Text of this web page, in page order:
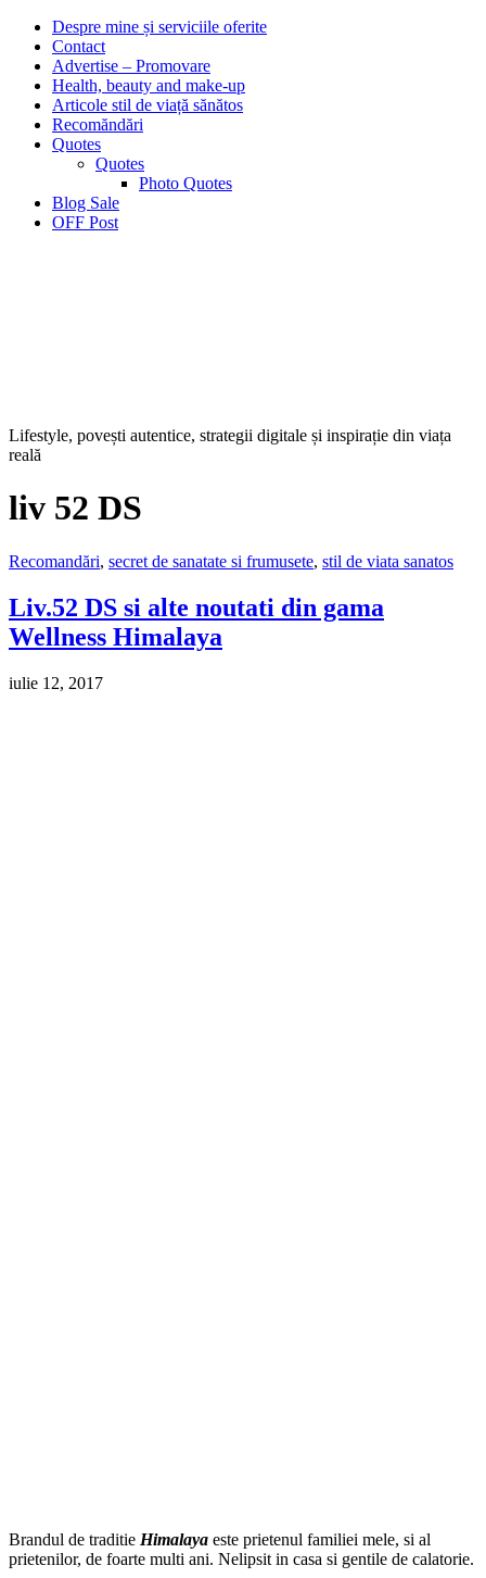
Despre mine și serviciile oferite
Contact
Advertise – Promovare
Health, beauty and make-up
Articole stil de viață sănătos
Recomăndări
Quotes
Quotes
Photo Quotes
Blog Sale
OFF Post
Lifestyle, povești autentice, strategii digitale și inspirație din viața
reală
liv 52 DS
Recomandări, secret de sanatate si frumusete, stil de viata sanatos
Liv.52 DS si alte noutati din gama
Wellness Himalaya
iulie 12, 2017
Brandul de traditie Himalaya este prietenul familiei mele, si al
prietenilor, de foarte multi ani. Nelipsit in casa si gentile de calatorie.